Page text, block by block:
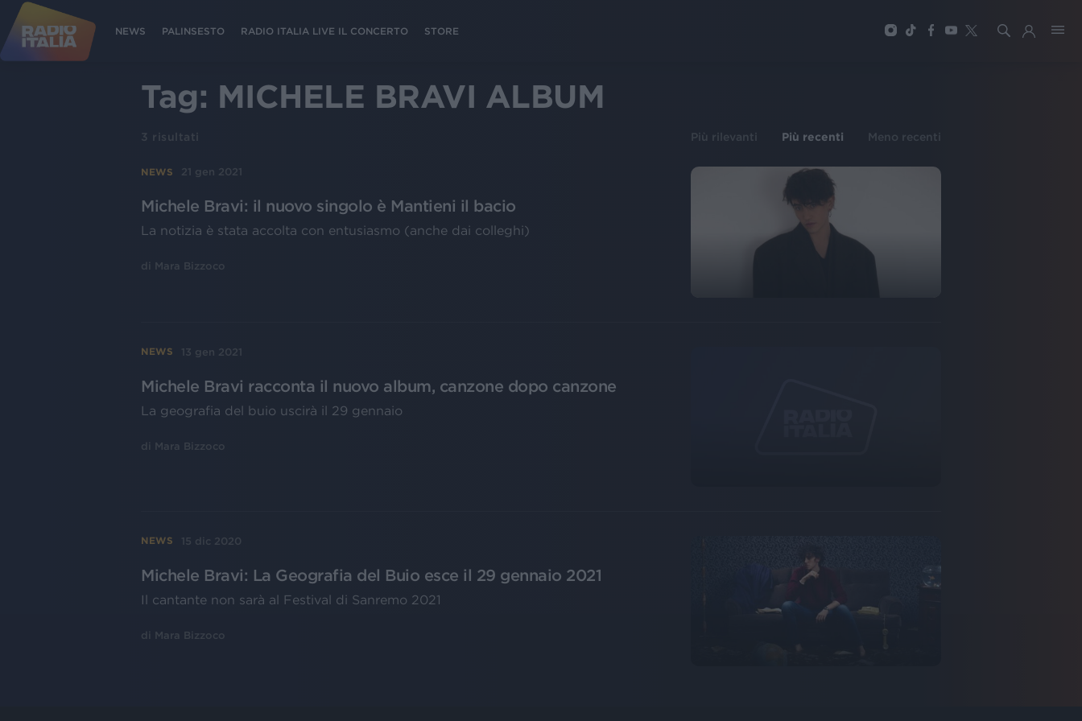
NEWS PALINSESTO RADIO ITALIA LIVE IL CONCERTO STORE
Tag: MICHELE BRAVI ALBUM
3 risultati Più rilevanti Più recenti Meno recenti
NEWS 21 gen 2021
Michele Bravi: il nuovo singolo è Mantieni il bacio
La notizia è stata accolta con entusiasmo (anche dai colleghi)
di Mara Bizzoco
NEWS 13 gen 2021
Michele Bravi racconta il nuovo album, canzone dopo canzone
La geografia del buio uscirà il 29 gennaio
di Mara Bizzoco
NEWS 15 dic 2020
Michele Bravi: La Geografia del Buio esce il 29 gennaio 2021
Il cantante non sarà al Festival di Sanremo 2021
di Mara Bizzoco